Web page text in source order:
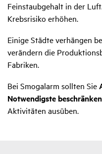
Feinstaubgehalt in der
Krebsrisiko erhöhen.
Einige Städte verhängen
verändern die
Fabriken.
Bei Smogalarm sollten Sie
Notwendigste beschränken
Aktivitäten ausüben.